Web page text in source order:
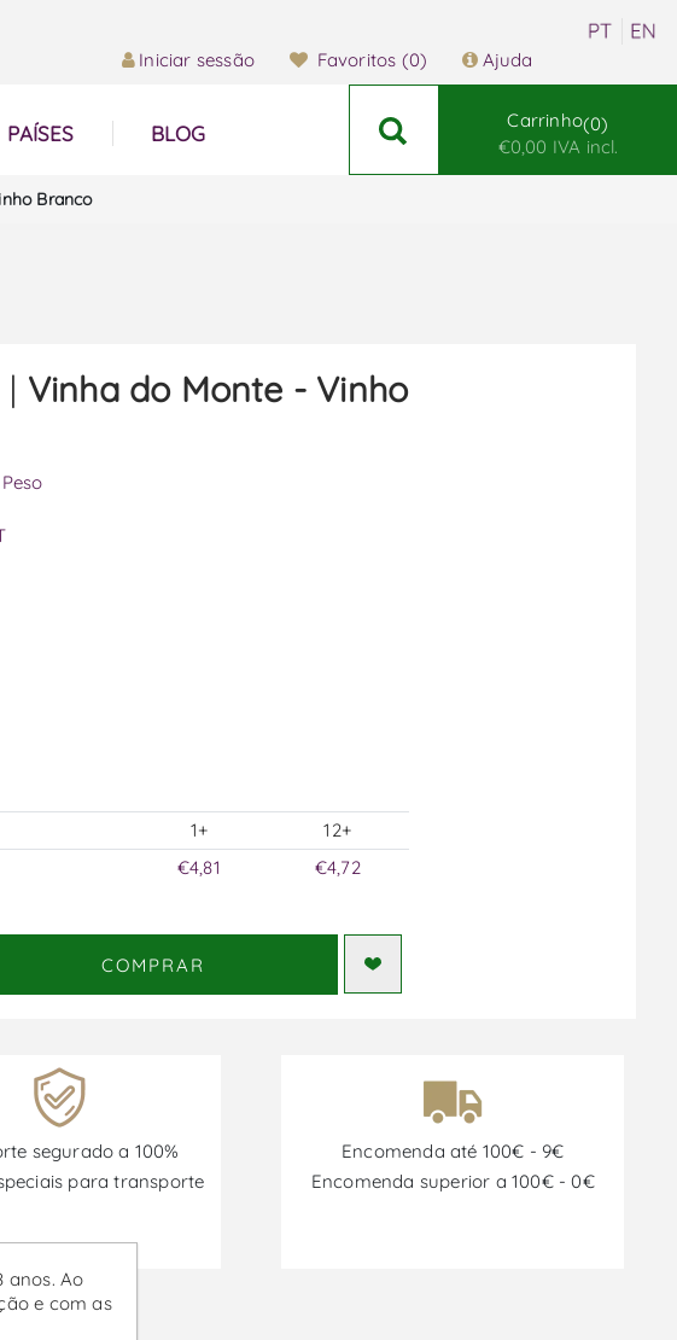
Iniciar sessão Favoritos (0) Ajuda
PAÍSES BLOG
Carrinho 0
€0,00 IVA incl.
Branco
Vinha do Monte - Vinho
1+
12+
€4,81 €4,72
COMPRAR
segurado a 100%
para transporte
Encomenda até 100€ - 9€
Encomenda superior a 100€ - 0€
09/2026
anos. Ao
e com as